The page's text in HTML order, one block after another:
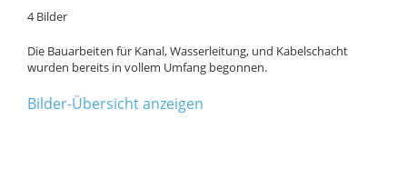
4 Bilder
Die Bauarbeiten für Kanal, Wasserleitung, und Kabelschacht
wurden bereits in vollem Umfang begonnen.
Bilder-Übersicht anzeigen